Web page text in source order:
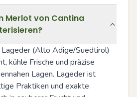
Merlot von Cantina
(Alto Adige/Suedtirol)
kühle Frische und präzise
Lagen. Lageder ist
Praktiken und exakte